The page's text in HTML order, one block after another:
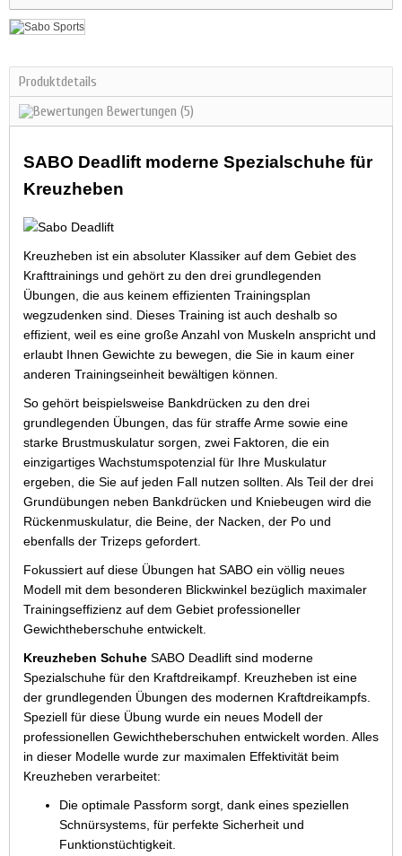
Produktdetails
Bewertungen (5)
SABO Deadlift moderne Spezialschuhe für
Kreuzheben
Kreuzheben ist ein absoluter Klassiker auf dem Gebiet des
Krafttrainings und gehört zu den drei grundlegenden
Übungen, die aus keinem effizienten Trainingsplan
wegzudenken sind. Dieses Training ist auch deshalb so
effizient, weil es eine große Anzahl von Muskeln anspricht und
erlaubt Ihnen Gewichte zu bewegen, die Sie in kaum einer
anderen Trainingseinheit bewältigen können.
So gehört beispielsweise Bankdrücken zu den drei
grundlegenden Übungen, das für straffe Arme sowie eine
starke Brustmuskulatur sorgen, zwei Faktoren, die ein
einzigartiges Wachstumspotenzial für Ihre Muskulatur
ergeben, die Sie auf jeden Fall nutzen sollten. Als Teil der drei
Grundübungen neben Bankdrücken und Kniebeugen wird die
Rückenmuskulatur, die Beine, der Nacken, der Po und
ebenfalls der Trizeps gefordert.
Fokussiert auf diese Übungen hat SABO ein völlig neues
Modell mit dem besonderen Blickwinkel bezüglich maximaler
Trainingseffizienz auf dem Gebiet professioneller
Gewichtheberschuhe entwickelt.
Kreuzheben Schuhe SABO Deadlift sind moderne
Spezialschuhe für den Kraftdreikampf. Kreuzheben ist eine
der grundlegenden Übungen des modernen Kraftdreikampfs.
Speziell für diese Übung wurde ein neues Modell der
professionellen Gewichtheberschuhen entwickelt worden. Alles
in dieser Modelle wurde zur maximalen Effektivität beim
Kreuzheben verarbeitet:
Die optimale Passform sorgt, dank eines speziellen
Schnürsystems, für perfekte Sicherheit und
Funktionstüchtigkeit.